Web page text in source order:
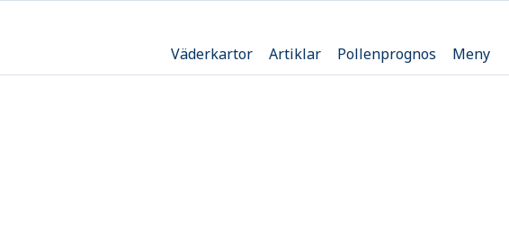
Väderkartor Artiklar Pollenprognos Meny